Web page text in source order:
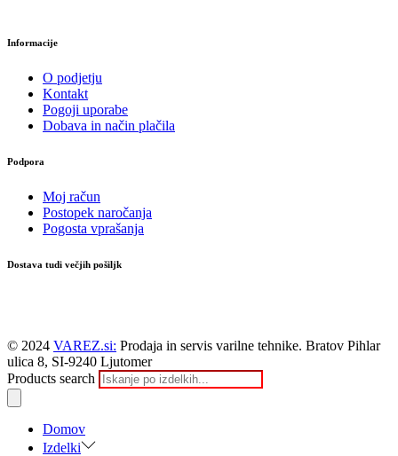
Informacije
O podjetju
Kontakt
Pogoji uporabe
Dobava in način plačila
Podpora
Moj račun
Postopek naročanja
Pogosta vprašanja
Dostava tudi večjih pošiljk
© 2024 VAREZ.si: Prodaja in servis varilne tehnike. Bratov Pihlar
ulica 8, SI-9240 Ljutomer
Products search
Domov
Izdelki